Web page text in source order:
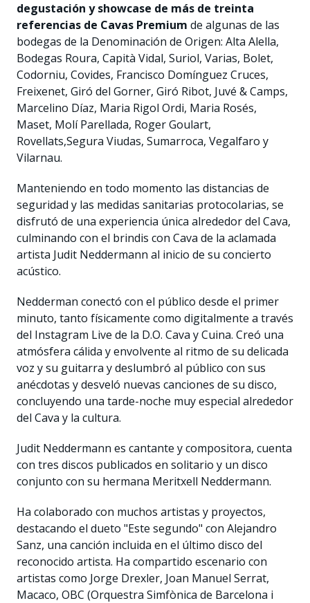
degustación y showcase de más de treinta
referencias de Cavas Premium de algunas de las
bodegas de la Denominación de Origen: Alta Alella,
Bodegas Roura, Capità Vidal, Suriol, Varias, Bolet,
Codorniu, Covides, Francisco Domínguez Cruces,
Freixenet, Giró del Gorner, Giró Ribot, Juvé & Camps,
Marcelino Díaz, Maria Rigol Ordi, Maria Rosés,
Maset, Molí Parellada, Roger Goulart,
Rovellats,Segura Viudas, Sumarroca, Vegalfaro y
Vilarnau.
Manteniendo en todo momento las distancias de
seguridad y las medidas sanitarias protocolarias, se
disfrutó de una experiencia única alrededor del Cava,
culminando con el brindis con Cava de la aclamada
artista Judit Neddermann al inicio de su concierto
acústico.
Nedderman conectó con el público desde el primer
minuto, tanto físicamente como digitalmente a través
del Instagram Live de la D.O. Cava y Cuina. Creó una
atmósfera cálida y envolvente al ritmo de su delicada
voz y su guitarra y deslumbró al público con sus
anécdotas y desveló nuevas canciones de su disco,
concluyendo una tarde-noche muy especial alrededor
del Cava y la cultura.
Judit Neddermann es cantante y compositora, cuenta
con tres discos publicados en solitario y un disco
conjunto con su hermana Meritxell Neddermann.
Ha colaborado con muchos artistas y proyectos,
destacando el dueto "Este segundo" con Alejandro
Sanz, una canción incluida en el último disco del
reconocido artista. Ha compartido escenario con
artistas como Jorge Drexler, Joan Manuel Serrat,
Macaco, OBC (Orquestra Simfònica de Barcelona i